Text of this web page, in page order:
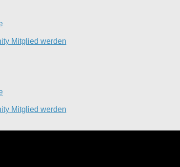
Mitglied werden
Mitglied werden